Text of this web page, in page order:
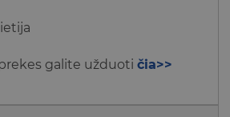
galite užduotičia>>